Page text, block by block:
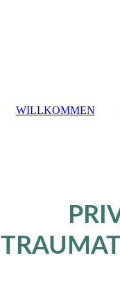
WILLKOMMEN